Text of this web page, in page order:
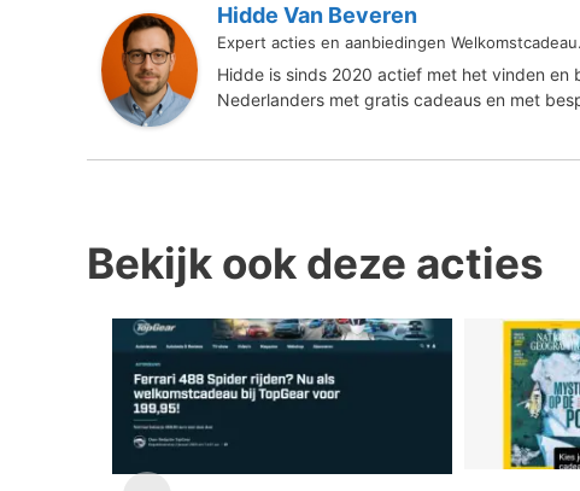
Hidde Van Beveren
Expert acties en aanbiedingen
Hidde is sinds 2020 actief met het vinden en
Nederlanders met gratis cadeaus en met
Bekijk ook deze acties